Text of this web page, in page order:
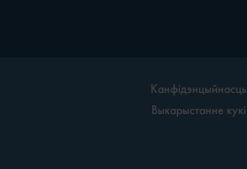
Канфідэнцыйнасць
Выкарыстанне кукі